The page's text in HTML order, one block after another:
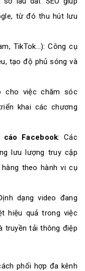
từ đó thu hút lưu
TikTok…): Công cụ
tạo độ phủ sóng và
cho việc chăm sóc
khai các chương
cáo Facebook: Các
lưu lượng truy cập
theo hành vi cụ
dạng video đang
hiệu quả trong việc
truyền tải thông điệp
phối hợp đa kênh